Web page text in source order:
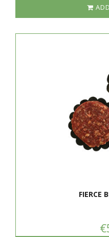
FIERCE